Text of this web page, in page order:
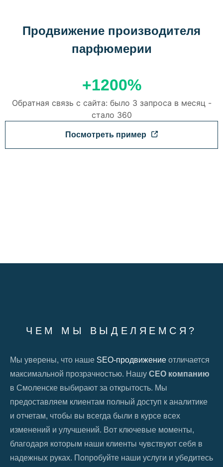
Продвижение производителя
парфюмерии
+1200%
Обратная связь с сайта: было 3 запроса в месяц -
стало 360
Посмотреть пример
ЧЕМ МЫ ВЫДЕЛЯЕМСЯ?
Мы уверены, что наше SEO-продвижение отличается
максимальной прозрачностью. Нашу СЕО компанию
в Смоленске выбирают за открытость. Мы
предоставляем клиентам полный доступ к аналитике
и отчетам, чтобы вы всегда были в курсе всех
изменений и улучшений. Вот ключевые моменты,
благодаря которым наши клиенты чувствуют себя в
надежных руках. Попробуйте наши услуги и убедитесь